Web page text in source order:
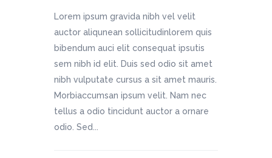
Lorem ipsum gravida nibh vel velit
auctor aliqunean sollicitudinlorem quis
bibendum auci elit consequat ipsutis
sem nibh id elit. Duis sed odio sit amet
nibh vulputate cursus a sit amet mauris.
Morbiaccumsan ipsum velit. Nam nec
tellus a odio tincidunt auctor a ornare
odio. Sed...